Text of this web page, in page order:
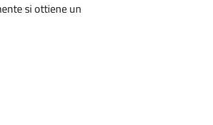
si ottiene un